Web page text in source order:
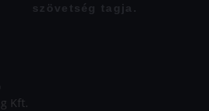
szövetség tagja.
Kft.